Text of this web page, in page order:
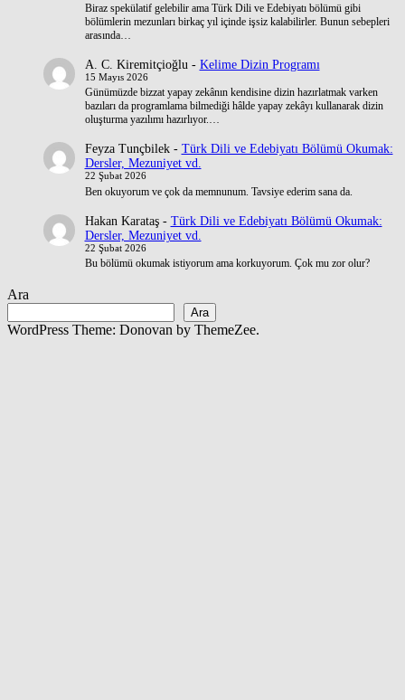
Biraz spekülatif gelebilir ama Türk Dili ve Edebiyatı bölümü gibi
bölümlerin mezunları birkaç yıl içinde işsiz kalabilirler. Bunun sebepleri
arasında…
A. C. Kiremitçioğlu - Kelime Dizin Programı
15 Mayıs 2026
Günümüzde bizzat yapay zekânın kendisine dizin hazırlatmak varken
bazıları da programlama bilmediği hâlde yapay zekâyı kullanarak dizin
oluşturma yazılımı hazırlıyor.…
Feyza Tunçbilek- Türk Dili ve Edebiyatı Bölümü Okumak:
Dersler, Mezuniyet vd.
22 Şubat 2026
Ben okuyorum ve çok da memnunum. Tavsiye ederim sana da.
Hakan Karataş- Türk Dili ve Edebiyatı Bölümü Okumak:
Dersler, Mezuniyet vd.
22 Şubat 2026
Bu bölümü okumak istiyorum ama korkuyorum. Çok mu zor olur?
Ara
Ara
WordPress Theme: Donovan by ThemeZee.